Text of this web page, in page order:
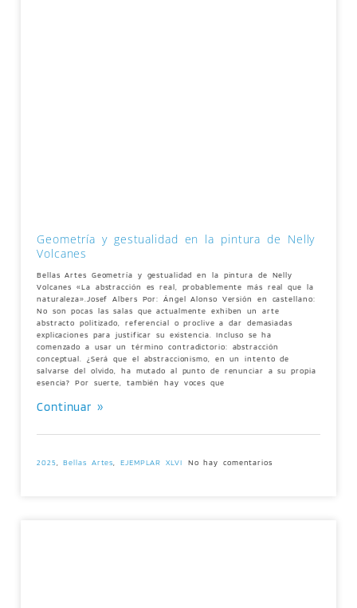
Geometría y gestualidad en la pintura de Nelly
Volcanes
Bellas Artes Geometría y gestualidad en la pintura de Nelly
Volcanes «La abstracción es real, probablemente más real que la
naturaleza».Josef Albers Por: Ángel Alonso Versión en castellano:
No son pocas las salas que actualmente exhiben un arte
abstracto politizado, referencial o proclive a dar demasiadas
explicaciones para justificar su existencia. Incluso se ha
comenzado a usar un término contradictorio: abstracción
conceptual. ¿Será que el abstraccionismo, en un intento de
salvarse del olvido, ha mutado al punto de renunciar a su propia
esencia? Por suerte, también hay voces que
Continuar »
2025 ,Bellas Artes ,EJEMPLAR XLVI No hay comentarios